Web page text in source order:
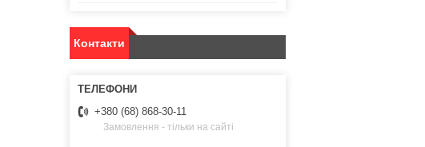
Контакти
+380 (68) 868-30-11
Замовлення - тільки на сайті